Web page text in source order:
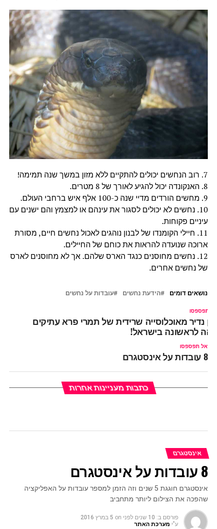
7. רוב הנחשים יכולים להתקיים ללא מזון במשך שנה תמימה!
8. האנקונדה יכול להגיע לאורך של 8 מטרים.
9. מחשים הורדים מדיי שנה כ-100 אלף איש ברחבי העולם.
10. נחשים לא יכולים לסגור את עינהם או למצמץ והם ישנים עם
עיניים פקוחות.
11. חיילי הקומנדו של לבנון נוהגים לאכול נחשים חיים, מסורת
ארוכה שנועדה להראות את כוחם של החיילים.
12. נחשים מחוסנים כנגד הארס שלהם. אך לא מחוסנים לארס
של נחשים אחרים.
נושאים דומים הידעת נחשים עובדות על נחשים
תפספסו
נדיר מאוכלוסייה שרידית של תמרי פרא עתיקים
לראשונה בישראל!
אל תפספסו
8 עובדות על אינסטגרם
כתבות מעניינות אחרות
אינסטגרם
8 עובדות על אינסטגרם
אינסטגרם חוגגת 5 שנים וזה הזמן למספר עובדות על האפליקציה
שהפכה את הצילום ליותר מתחביב
פורסם ב: 10 שנים לפני on 5 במרץ 2016
ע"י מערכת האתר